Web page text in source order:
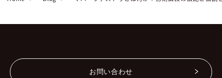
お問い合わせ